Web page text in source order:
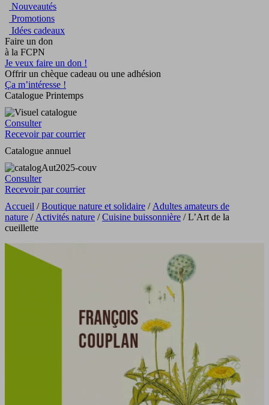
Nouveautés
Promotions
Idées cadeaux
Faire un don
à la FCPN
Je veux faire un don !
Offrir un chèque cadeau ou une adhésion
Ça m’intéresse !
Catalogue Printemps
Consulter
Recevoir par courrier
Catalogue annuel
Consulter
Recevoir par courrier
Accueil /Boutique nature et solidaire / Adultes amateurs de
nature / Activités nature /Cuisine buissonnière / L’Art de la
cueillette